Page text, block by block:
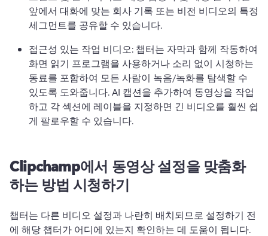
앞에서 대화에 맞는 회사 기록 또는 비전 비디오의 특정
세그먼트를 공유할 수 있습니다.
접근성 있는 작업 비디오: 챕터는 자막과 함께 작동하여
화면 읽기 프로그램을 사용하거나 소리 없이 시청하는
동료를 포함하여 모든 사람이 녹음/녹화를 탐색할 수
있도록 도와줍니다. AI 캡션을 추가하여 동영상을 작업
하고 각 섹션에 레이블을 지정하면 긴 비디오를 훨씬 쉽
게 팔로우할 수 있습니다.
Clipchamp에서 동영상 설정을 맞춤화
하는 방법 시청하기
챕터는 다른 비디오 설정과 나란히 배치되므로 설정하기 전
에 해당 챕터가 어디에 있는지 확인하는 데 도움이 됩니다.